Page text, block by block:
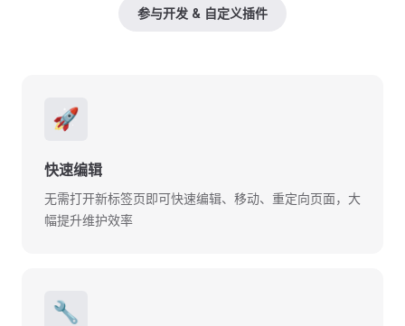
参与开发 & 自定义插件
🚀
快速编辑
无需打开新标签页即可快速编辑、移动、重定向页面，大
幅提升维护效率
🔧